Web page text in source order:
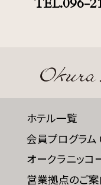
TEL.096-
ホテル一覧
会員プログラ
オークラニッコ
営業拠点のご